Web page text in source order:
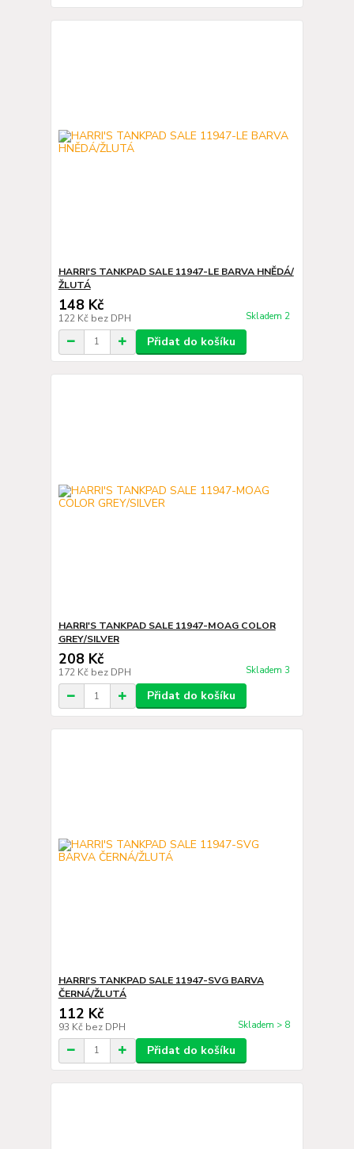
HARRI'S TANKPAD SALE 11947-LE BARVA HNĚDÁ/
ŽLUTÁ
148 Kč
122 Kč bez DPH Skladem 2
Přidat do košíku
HARRI'S TANKPAD SALE 11947-MOAG COLOR
GREY/SILVER
208 Kč
172 Kč bez DPH Skladem 3
Přidat do košíku
HARRI'S TANKPAD SALE 11947-SVG BARVA
ČERNÁ/ŽLUTÁ
112 Kč
93 Kč bez DPH Skladem > 8
Přidat do košíku